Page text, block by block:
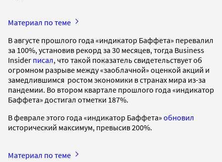
Материал по теме
В августе прошлого года «индикатор Баффета» перевалил
за 100%, установив рекорд за 30 месяцев, тогда Business
Insider писал, что такой показатель свидетельствует об
огромном разрыве между «заоблачной» оценкой акций и
замедлившимся ростом экономики в странах мира из-за
пандемии. Во втором квартале прошлого года «индикатор
Баффета» достигал отметки 187%.
В феврале этого года «индикатор Баффета» обновил
исторический максимум, превысив 200%.
Материал по теме